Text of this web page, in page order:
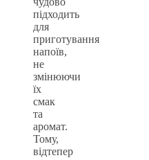
підходить
для
приготування
напоїв,
не
змінюючи
їх
смак
та
аромат.
Тому,
відтепер